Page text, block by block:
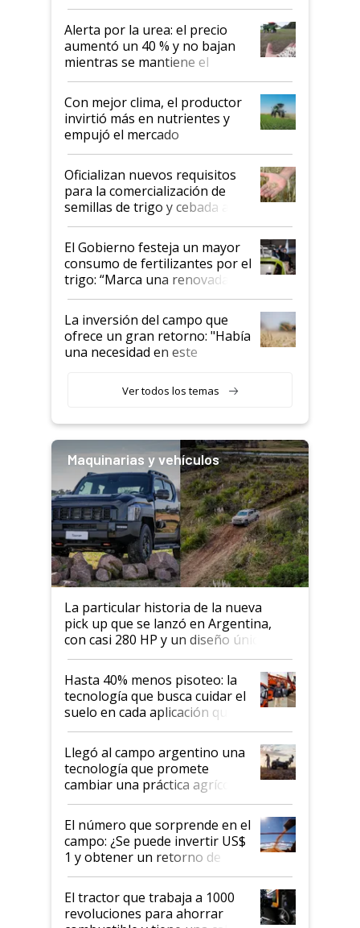
Alerta por la urea: el precio
aumentó un 40 % y no bajan
mientras se mantiene el
conflicto en Medio Oriente
Con mejor clima, el productor
invirtió más en nutrientes y
empujó el mercado
Oficializan nuevos requisitos
para la comercialización de
semillas de trigo y cebada a
granel
El Gobierno festeja un mayor
consumo de fertilizantes por el
trigo: “Marca una renovada
confianza de los productores”
La inversión del campo que
ofrece un gran retorno: "Había
una necesidad en este
Ver todos los temas
Maquinarias y vehículos
La particular historia de la nueva
pick up que se lanzó en Argentina,
con casi 280 HP y un diseño único: a
cuánto se vende
Hasta 40% menos pisoteo: la
tecnología que busca cuidar el
suelo en cada aplicación que
llevó Jacto al Congreso
Aapresid 2026
Llegó al campo argentino una
tecnología que promete
cambiar una práctica agrícola
clave: ¿Y si analizar el suelo
fuera tan simple como apretar
un botón?
El número que sorprende en el
campo: ¿Se puede invertir US$
1 y obtener un retorno de
hasta US$ 10 en agricultura?
El tractor que trabaja a 1000
revoluciones para ahorrar